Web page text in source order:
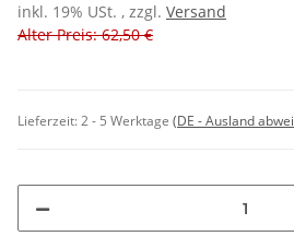
inkl. 19% USt. , zzgl. Versand
Alter Preis: 62,50 €
Lieferzeit:2 - 5 Werktage (DE - Ausland